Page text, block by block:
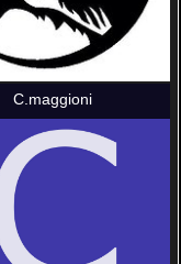
C.maggioni